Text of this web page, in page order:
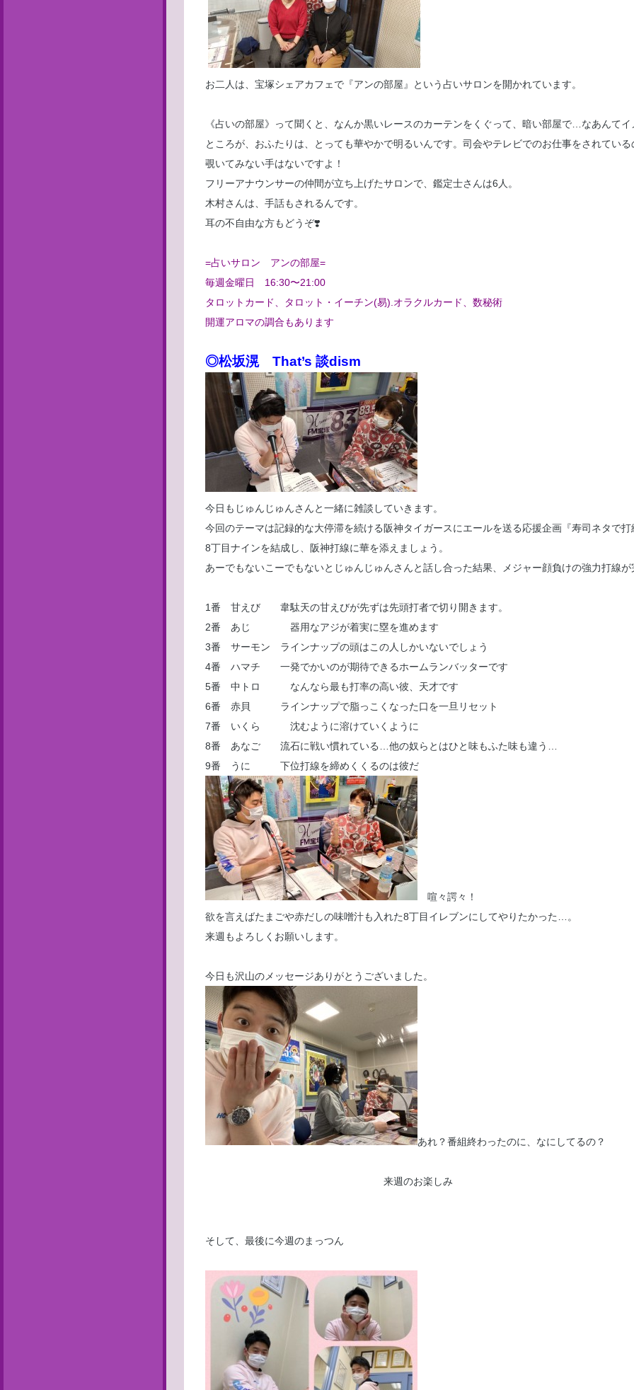
お二人は、宝塚シェアカフェで『アンの部屋』という占いサロンを開かれています。
《占いの部屋》って聞くと、なんか黒いレースのカーテンをくぐって、暗い部屋で…なあんて
ところが、おふたりは、とっても華やかで明るいんです。司会やテレビでのお仕事をされてい
覗いてみない手はないですよ！
フリーアナウンサーの仲間が立ち上げたサロンで、鑑定士さんは6人。
木村さんは、手話もされるんです。
耳の不自由な方もどうぞ❣️
=占いサロン アンの部屋=
毎週金曜日 16:30〜21:00
タロットカード、タロット・イーチン(易).オラクルカード、数秘術
開運アロマの調合もあります
◎松坂滉 That’s 談dism
今日もじゅんじゅんさんと一緒に雑談していきます。
今回のテーマは記録的な大停滞を続ける阪神タイガースにエールを送る応援企画『寿司ネタで
8丁目ナインを結成し、阪神打線に華を添えましょう。
あーでもないこーでもないとじゅんじゅんさんと話し合った結果、メジャー顔負けの強力打線
1番 甘えび 韋駄天の甘えびが先ずは先頭打者で切り開きます。
2番 あじ 器用なアジが着実に塁を進めます
3番 サーモン ラインナップの頭はこの人しかいないでしょう
4番 ハマチ 一発でかいのが期待できるホームランバッターです
5番 中トロ なんなら最も打率の高い彼、天才です
6番 赤貝 ラインナップで脂っこくなった口を一旦リセット
7番 いくら 沈むように溶けていくように
8番 あなご 流石に戦い慣れている…他の奴らとはひと味もふた味も違う…
9番 うに 下位打線を締めくくるのは彼だ
喧々諤々！
欲を言えばたまごや赤だしの味噌汁も入れた8丁目イレブンにしてやりたかった…。
来週もよろしくお願いします。
今日も沢山のメッセージありがとうございました。
あれ？番組終わったのに、なにしてるの？
来週のお楽しみ
そして、最後に今週のまっつん